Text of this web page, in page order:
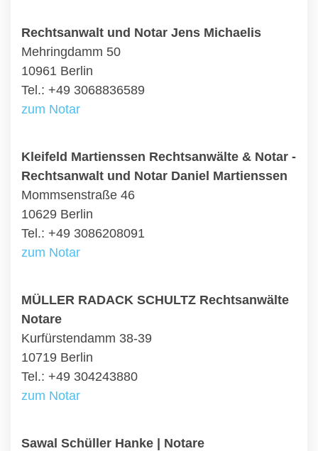
Rechtsanwalt und Notar Jens Michaelis
Mehringdamm 50
10961 Berlin
Tel.: +49 3068836589
zum Notar
Kleifeld Martienssen Rechtsanwälte & Notar -
Rechtsanwalt und Notar Daniel Martienssen
Mommsenstraße 46
10629 Berlin
Tel.: +49 3086208091
zum Notar
MÜLLER RADACK SCHULTZ Rechtsanwälte
Notare
Kurfürstendamm 38-39
10719 Berlin
Tel.: +49 304243880
zum Notar
Sawal Schüller Hanke | Notare